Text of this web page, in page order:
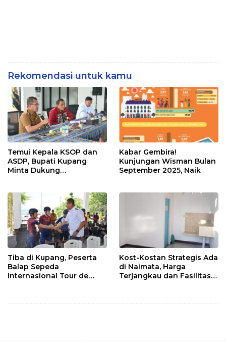
Rekomendasi untuk kamu
Temui Kepala KSOP dan
ASDP, Bupati Kupang
Minta Dukung
Keduanya
Kabar Gembira!
Kunjungan Wisman Bulan
September 2025, Naik
Tiba di Kupang, Peserta
Balap Sepeda
Internasional Tour de
Kost-Kostan Strategis Ada
di Naimata, Harga
Terjangkau dan Fasilitas